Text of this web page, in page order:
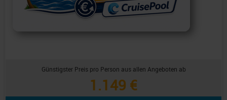
Günstigster Preis pro Person aus allen Angeboten ab
1.149 €